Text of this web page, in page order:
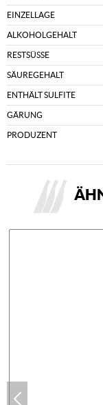
EINZELLAGE
ALKOHOLGEHALT
RESTSÜSSE
SÄUREGEHALT
ENTHÄLT SULFITE
GÄRUNG
PRODUZENT